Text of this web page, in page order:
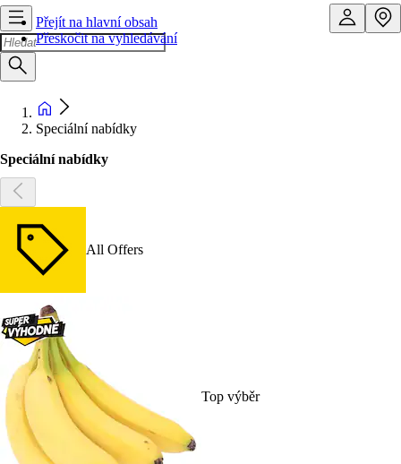
Přejít na hlavní obsah
Přeskočit na vyhledávání
Speciální nabídky
Speciální nabídky
All Offers
Top výběr